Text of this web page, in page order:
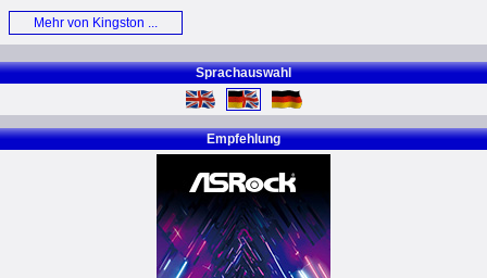
SSD (D)
Mehr von Kingston ...
Sprachauswahl
Empfehlung